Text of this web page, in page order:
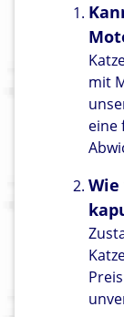
mit
eine